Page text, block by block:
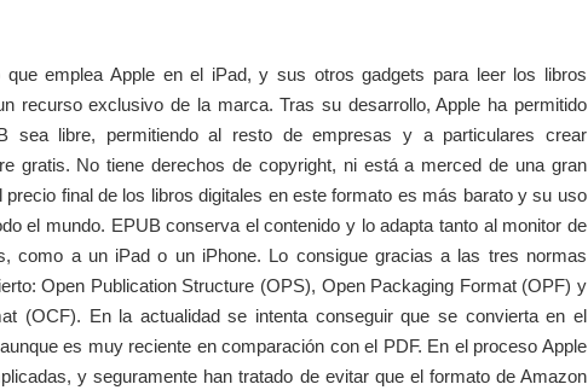
que emplea Apple en el iPad, y sus otros gadgets para leer los libros
recurso exclusivo de la marca. Tras su desarrollo, Apple ha permitido
sea libre, permitiendo al resto de empresas y a particulares crear
gratis. No tiene derechos de copyright, ni está a merced de una gran
precio final de los libros digitales en este formato es más barato y su uso
el mundo. EPUB conserva el contenido y lo adapta tanto al monitor de
como a un iPad o un iPhone. Lo consigue gracias a las tres normas
Open Publication Structure (OPS), Open Packaging Format (OPF) y
(OCF). En la actualidad se intenta conseguir que se convierta en el
es muy reciente en comparación con el PDF. En el proceso Apple
y seguramente han tratado de evitar que el formato de Amazon